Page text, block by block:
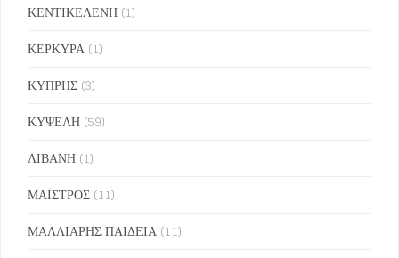
ΚΕΝΤΙΚΕΛΕΝΗ (1)
ΚΕΡΚΥΡΑ (1)
ΚΥΠΡΗΣ (3)
ΚΥΨΕΛΗ (59)
ΛΙΒΑΝΗ (1)
ΜΑΪΣΤΡΟΣ (11)
ΜΑΛΛΙΑΡΗΣ ΠΑΙΔΕΙΑ (11)